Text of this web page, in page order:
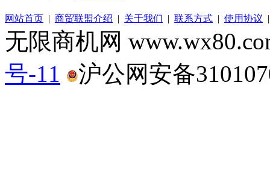
网站首页 | 商贸联盟介绍 | 关于我们 | 联系方式 | 使用协议
无限商机网
号-11
沪公网安备